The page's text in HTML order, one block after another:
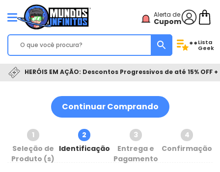
Alerta de
Cupom
**Lista
Geek
HERÓIS EM AÇÃO: Descontos Progressivos de até 15% OFF
Continuar Comprando
1
Seleção de
Produto (s)
2
Identificação
3
Entrega e
Pagamento
4
Confirmação